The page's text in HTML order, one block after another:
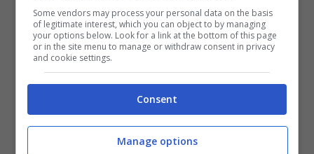
Topless riflesso nel vetro
Ovviamente, benché si tratti
non vedo, con ildécolleté censurato dalle
Some vendors may process your personal data on the basis
of legitimate interest, which you can object to by managing
your options below. Look for a link at the bottom of this page
or in the site menu to manage or withdraw consent in privacy
and cookie settings.
Consent
Manage options